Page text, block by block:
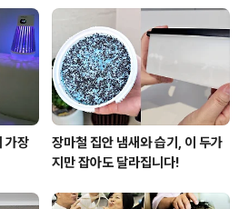
가장
장마철 집안 냄새와 습기, 이 두가
지만 잡아도 달라집니다!